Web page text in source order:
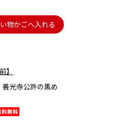
物かごへ入れる
】
光寺公許の黒め